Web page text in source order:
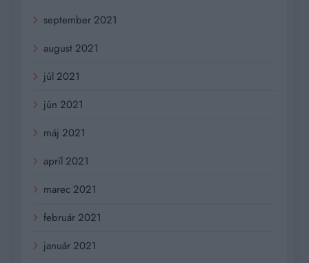
september 2021
august 2021
júl 2021
jún 2021
máj 2021
apríl 2021
marec 2021
február 2021
január 2021